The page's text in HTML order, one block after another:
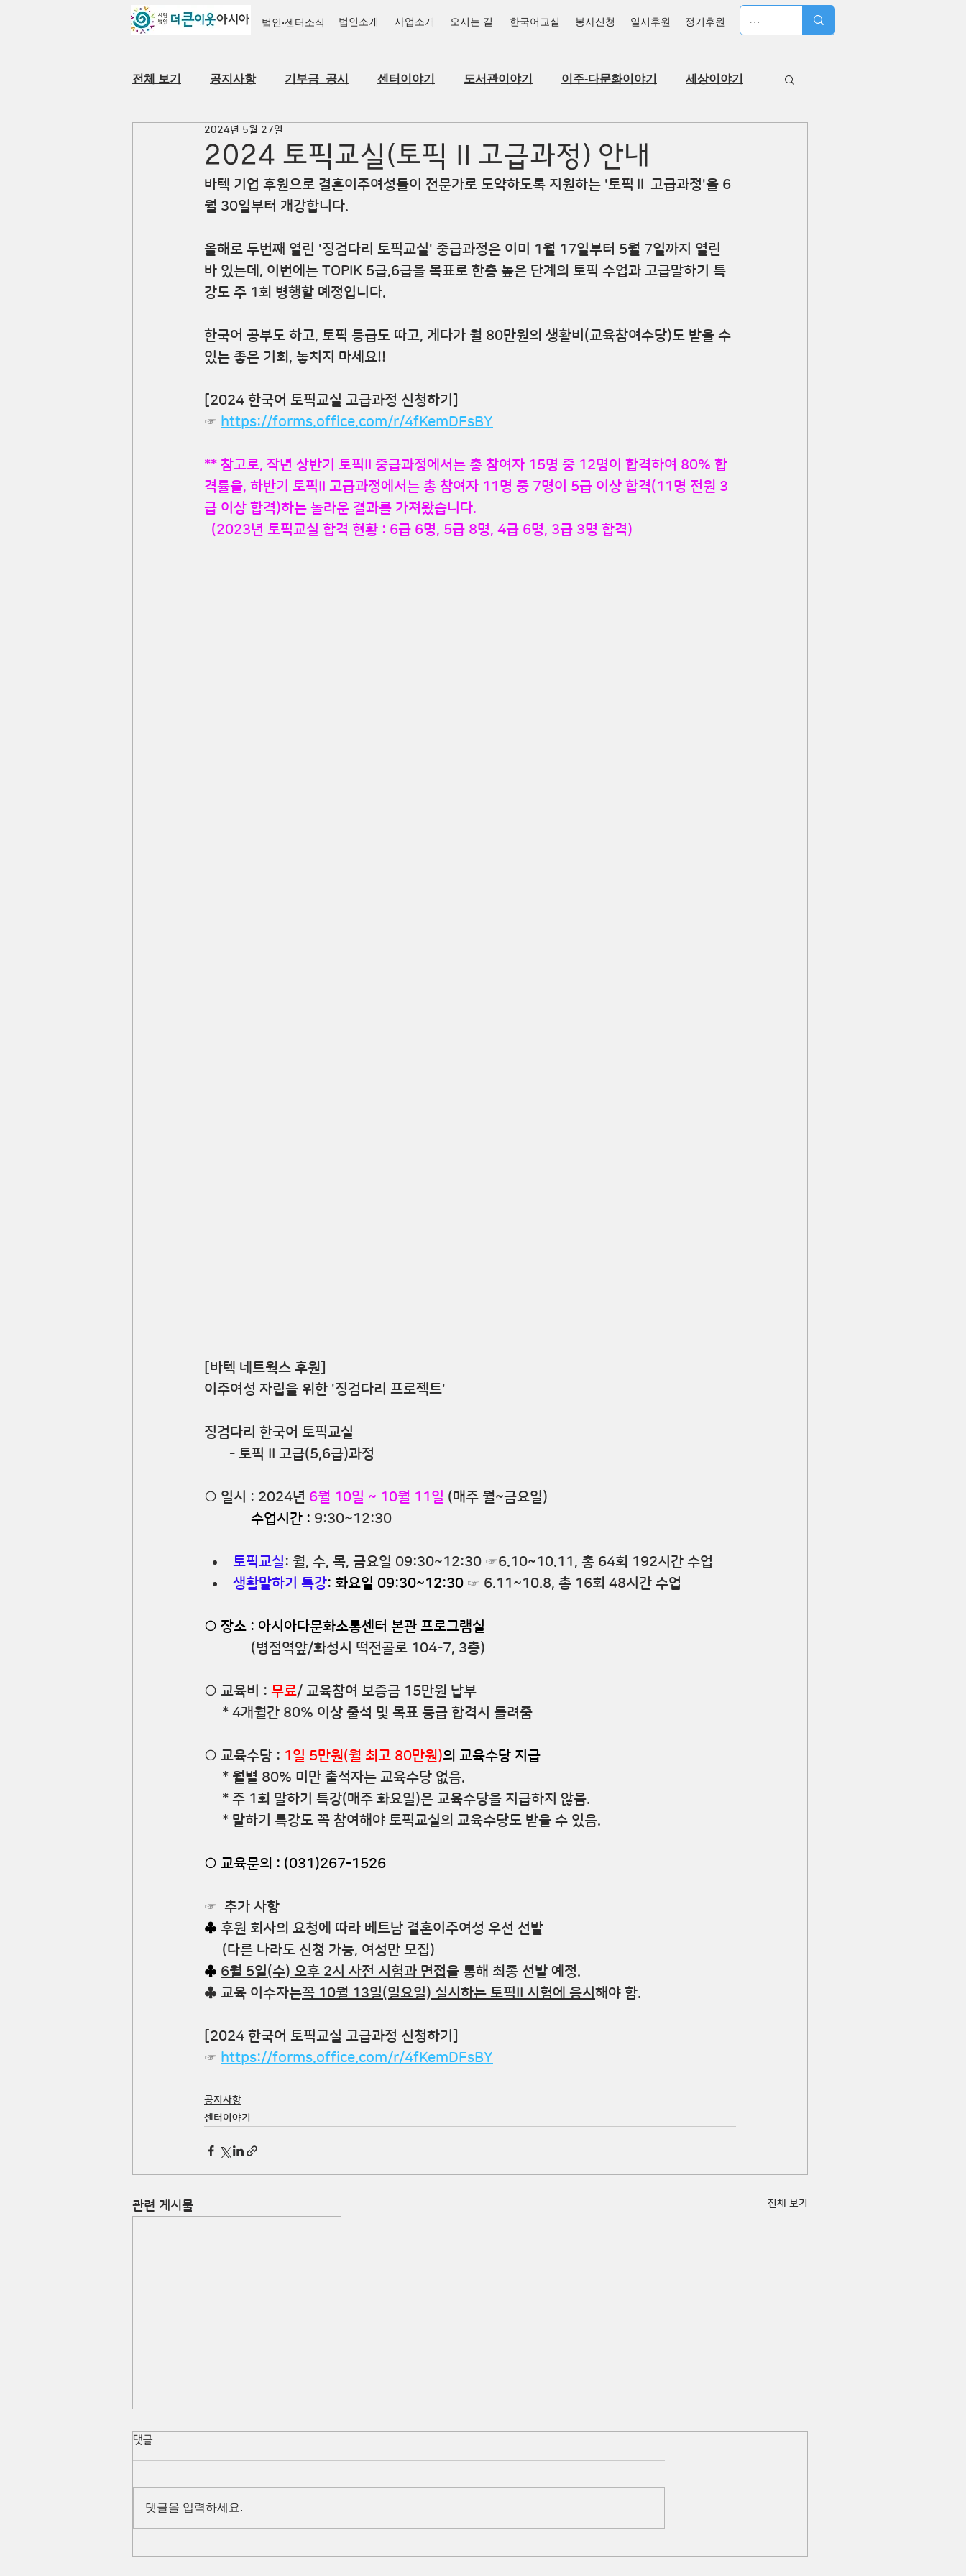
법인·센터소식 법인소개 사업소개 오시는 길 한국어교실 봉사신청 일시후원 정기후원
전체 보기 공지사항 기부금_공시 센터이야기 도서관이야기 이주-다문화이야기 세상이야기
법인·센터 소개
2024 토픽교실(토픽 II 고급과정) 안내
2024년 5월 27일
바텍 기업 후원으로 결혼이주여성들이 전문가로 도약하도록 지원하는 '토픽Ⅱ 고급과정'을 6
월 30일부터 개강합니다.
올해로 두번째 열린 '징검다리 토픽교실' 중급과정은 이미 1월 17일부터 5월 7일까지 열린
바 있는데, 이번에는 TOPIK 5급,6급을 목표로 한층 높은 단계의 토픽 수업과 고급말하기 특
강도 주 1회 병행할 몌정입니다.
한국어 공부도 하고, 토픽 등급도 따고, 게다가 월 80만원의 생활비(교육참여수당)도 받을 수
있는 좋은 기회, 놓치지 마세요!!
[2024 한국어 토픽교실 고급과정 신청하기]
☞ https://forms.office.com/r/4fKemDFsBY
** 참고로, 작년 상반기 토픽II 중급과정에서는 총 참여자 15명 중 12명이 합격하여 80% 합
격률을, 하반기 토픽II 고급과정에서는 총 참여자 11명 중 7명이 5급 이상 합격(11명 전원 3
급 이상 합격)하는 놀라운 결과를 가져왔습니다.
(2023년 토픽교실 합격 현황 : 6급 6명, 5급 8명, 4급 6명, 3급 3명 합격)
[바텍 네트웍스 후원]
이주여성 자립을 위한 '징검다리 프로젝트'
징검다리 한국어 토픽교실
- 토픽 II 고급(5,6급)과정
○ 일시 : 2024년 6월 10일 ~ 10월 11일 (매주 월~금요일)
수업시간 : 9:30~12:30
토픽교실: 월, 수, 목, 금요일 09:30~12:30 ☞6.10~10.11, 총 64회 192시간 수업
생활말하기 특강: 화요일 09:30~12:30 ☞ 6.11~10.8, 총 16회 48시간 수업
○ 장소 : 아시아다문화소통센터 본관 프로그램실
(병점역앞/화성시 떡전골로 104-7, 3층)
○ 교육비 : 무료/ 교육참여 보증금 15만원 납부
* 4개월간 80% 이상 출석 및 목표 등급 합격시 돌려줌
○ 교육수당 : 1일 5만원(월 최고 80만원)의 교육수당 지급
* 월별 80% 미만 출석자는 교육수당 없음.
* 주 1회 말하기 특강(매주 화요일)은 교육수당을 지급하지 않음.
* 말하기 특강도 꼭 참여해야 토픽교실의 교육수당도 받을 수 있음.
○ 교육문의 : (031)267-1526
☞  추가 사항
♣ 후원 회사의 요청에 따라 베트남 결혼이주여성 우선 선발
(다른 나라도 신청 가능, 여성만 모집)
♣ 6월 5일(수) 오후 2시 사전 시험과 면접을 통해 최종 선발 예정.
♣ 교육 이수자는꼭 10월 13일(일요일) 실시하는 토픽II 시험에 응시 해야 함.
[2024 한국어 토픽교실 고급과정 신청하기]
☞ https://forms.office.com/r/4fKemDFsBY
공지사항
센터이야기
관련 게시물 전체 보기
댓글
댓글을 입력하세요.